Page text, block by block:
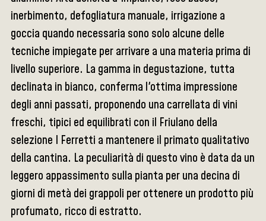
inerbimento, defogliatura manuale, irrigazione a
goccia quando necessaria sono solo alcune delle
tecniche impiegate per arrivare a una materia prima di
livello superiore. La gamma in degustazione, tutta
declinata in bianco, conferma l'ottima impressione
degli anni passati, proponendo una carrellata di vini
freschi, tipici ed equilibrati con il Friulano della
selezione I Ferretti a mantenere il primato qualitativo
della cantina. La peculiarità di questo vino è data da un
leggero appassimento sulla pianta per una decina di
giorni di metà dei grappoli per ottenere un prodotto più
profumato, ricco di estratto.